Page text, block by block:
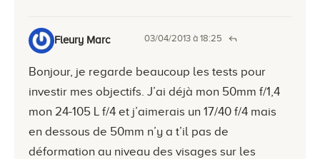
Fleury Marc 03/04/2013 à 18:25
Bonjour, je regarde beaucoup les tests pour
investir mes objectifs. J’ai déjà mon 50mm f/1,4
mon 24-105 L f/4 et j’aimerais un 17/40 f/4 mais
en dessous de 50mm n’y a t’il pas de
déformation au niveau des visages sur les